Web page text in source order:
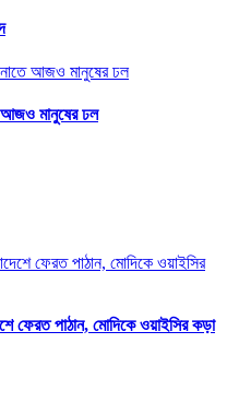
আজও মানুষের ঢল
ফেরত পাঠান, মোদিকে ওয়াইসির কড়া